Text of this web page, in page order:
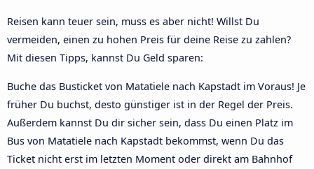
Reisen kann teuer sein, muss es aber nicht! Willst Du
vermeiden, einen zu hohen Preis für deine Reise zu zahlen?
Mit diesen Tipps, kannst Du Geld sparen:
Buche das Busticket von Matatiele nach Kapstadt im Voraus! Je
früher Du buchst, desto günstiger ist in der Regel der Preis.
Außerdem kannst Du dir sicher sein, dass Du einen Platz im
Bus von Matatiele nach Kapstadt bekommst, wenn Du das
Ticket nicht erst im letzten Moment oder direkt am Bahnhof